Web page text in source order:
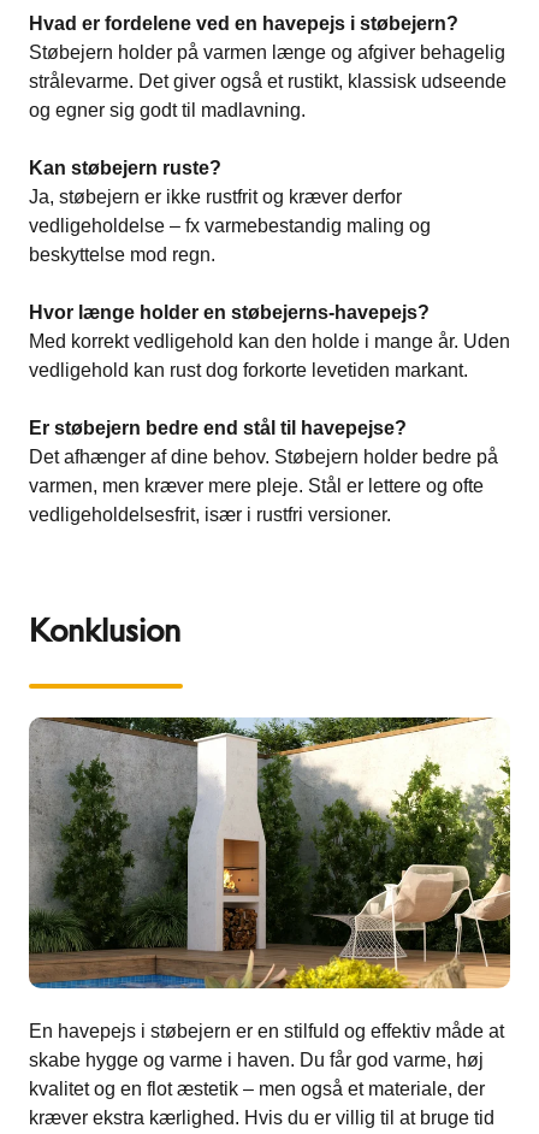
Hvad er fordelene ved en havepejs i støbejern?
Støbejern holder på varmen længe og afgiver behagelig
strålevarme. Det giver også et rustikt, klassisk udseende
og egner sig godt til madlavning.
Kan støbejern ruste?
Ja, støbejern er ikke rustfrit og kræver derfor
vedligeholdelse – fx varmebestandig maling og
beskyttelse mod regn.
Hvor længe holder en støbejerns-havepejs?
Med korrekt vedligehold kan den holde i mange år. Uden
vedligehold kan rust dog forkorte levetiden markant.
Er støbejern bedre end stål til havepejse?
Det afhænger af dine behov. Støbejern holder bedre på
varmen, men kræver mere pleje. Stål er lettere og ofte
vedligeholdelsesfrit, især i rustfri versioner.
Konklusion
En havepejs i støbejern er en stilfuld og effektiv måde at
skabe hygge og varme i haven. Du får god varme, høj
kvalitet og en flot æstetik – men også et materiale, der
kræver ekstra kærlighed. Hvis du er villig til at bruge tid